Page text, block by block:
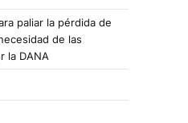
paliar la pérdida de
de las
la DANA